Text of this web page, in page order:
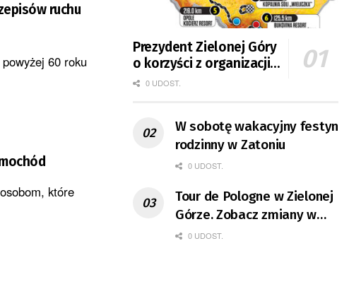
ruchu
60 roku
które
Prezydent Zielonej Góry
o korzyści z organizacji
mety Tour de Pologne
0 UDOST.
W sobotę wakacyjny festyn
rodzinny w Zatoniu
0 UDOST.
Tour de Pologne w Zielonej
Górze. Zobacz zmiany w
organizacji ruchu
0 UDOST.